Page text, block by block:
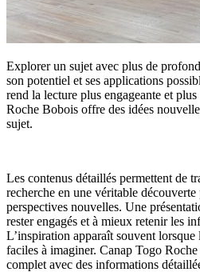
Explorer un sujet avec plus de
son potentiel et ses applications
rend la lecture plus engageante et
Roche Bobois offre des idées
sujet.
Les contenus détaillés permettent de
recherche en une véritable découverte
perspectives nouvelles. Une
rester engagés et à mieux retenir les
L’inspiration apparaît souvent
faciles à imaginer. Canap Togo
complet avec des informations